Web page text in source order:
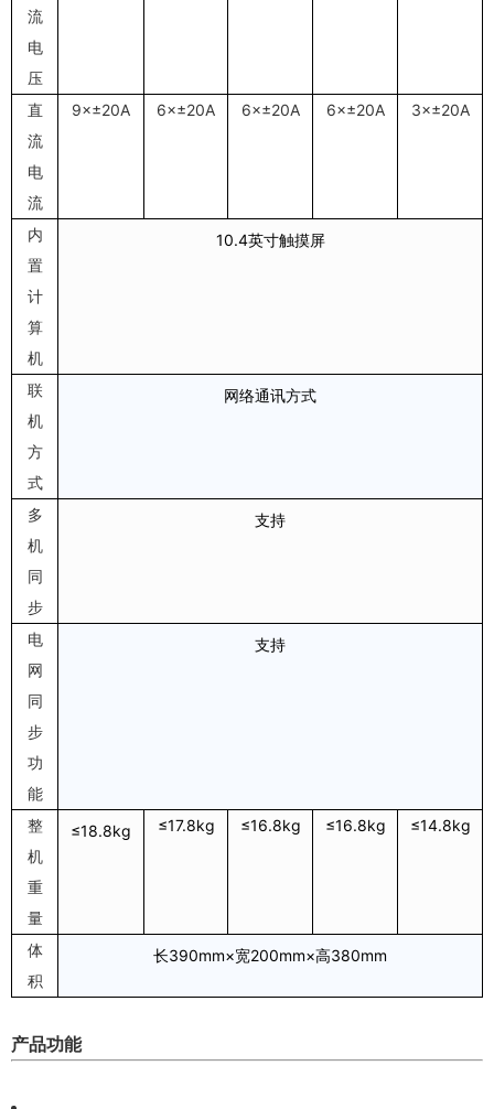
流
电
压
直
流
电
流
9×±20A 6×±20A 6×±20A 6×±20A 3×±20A
内
置
计
算
机
10.4英寸触摸屏
联
机
方
式
网络通讯方式
多
机
同
步
支持
电
网
同
步
功
能
支持
整
机
重
量
≤18.8kg ≤17.8kg ≤16.8kg ≤16.8kg ≤14.8kg
体
积
长390mm×宽200mm×高380mm
产品功能